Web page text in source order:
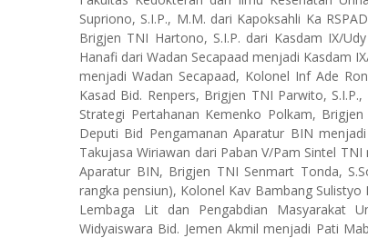
Supriono, S.I.P., M.M. dari Kapoksahli Ka
Brigjen TNI Hartono, S.I.P. dari Kasdam IX/
Hanafi dari Wadan Secapaad menjadi Kasdam
menjadi Wadan Secapaad, Kolonel Inf Ade
Kasad Bid. Renpers, Brigjen TNI Parwito,
Strategi Pertahanan Kemenko Polkam,
Deputi Bid Pengamanan Aparatur BIN
Takujasa Wiriawan dari Paban V/Pam Sintel
Aparatur BIN, Brigjen TNI Senmart Tonda,
rangka pensiun), Kolonel Kav Bambang
Lembaga Lit dan Pengabdian Masyarakat
Widyaiswara Bid. Jemen Akmil menjadi Pati